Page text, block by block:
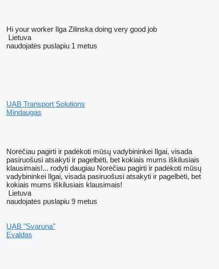
Hi your worker Ilga Zilinska doing very good job
Lietuva
naudojatės puslapiu 1 metus
UAB Transport Solutions
Mindaugas
Norėčiau pagirti ir padėkoti mūsų vadybininkei Ilgai, visada
pasiruošusi atsakyti ir pagelbėti, bet kokiais mums iškilusiais
klausimais!... rodyti daugiau Norėčiau pagirti ir padėkoti mūsų
vadybininkei Ilgai, visada pasiruošusi atsakyti ir pagelbėti, bet
kokiais mums iškilusiais klausimais!
Lietuva
naudojatės puslapiu 9 metus
UAB "Svaruna"
Evaldas